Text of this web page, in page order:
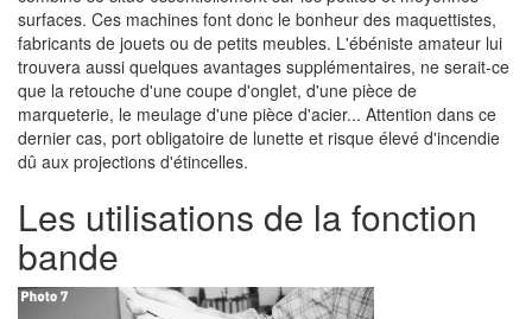
surfaces. Ces machines font donc le bonheur des maquettistes,
fabricants de jouets ou de petits meubles. L'ébéniste amateur lui
trouvera aussi quelques avantages supplémentaires, ne serait-ce
que la retouche d'une coupe d'onglet, d'une pièce de
marqueterie, le meulage d'une pièce d'acier... Attention dans ce
dernier cas, port obligatoire de lunette et risque élevé d'incendie
dû aux projections d'étincelles.
Les utilisations de la fonction
bande